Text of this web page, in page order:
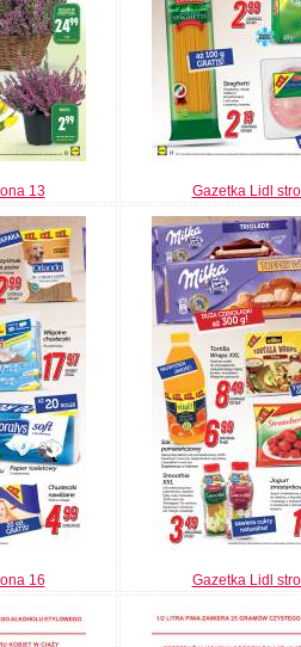
13 Gazetka Lidl
16 Gazetka Lidl